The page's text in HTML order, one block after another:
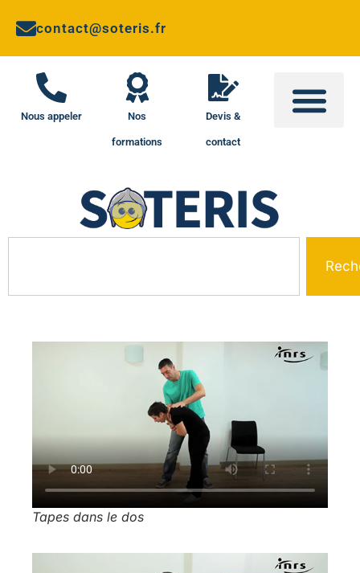
contact@soteris.fr
Nous appeler Nos
formations
Devis &
contact
Tapes dans le dos